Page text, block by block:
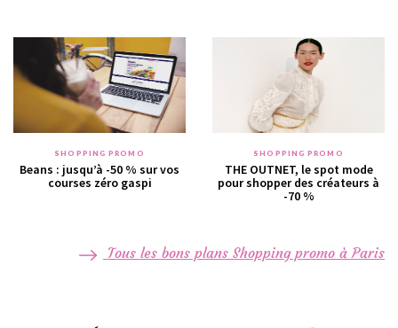
SHOPPING PROMO
Beans : jusqu’à -50 % sur vos
courses zéro gaspi
SHOPPING PROMO
THE OUTNET, le spot mode
pour shopper des créateurs à
-70 %
Tous les bons plans Shopping promo à Paris